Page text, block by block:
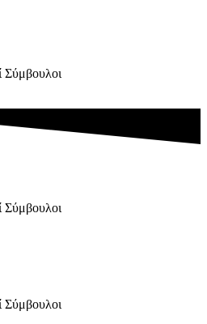
Σύμβουλοι
Σύμβουλοι
Σύμβουλοι